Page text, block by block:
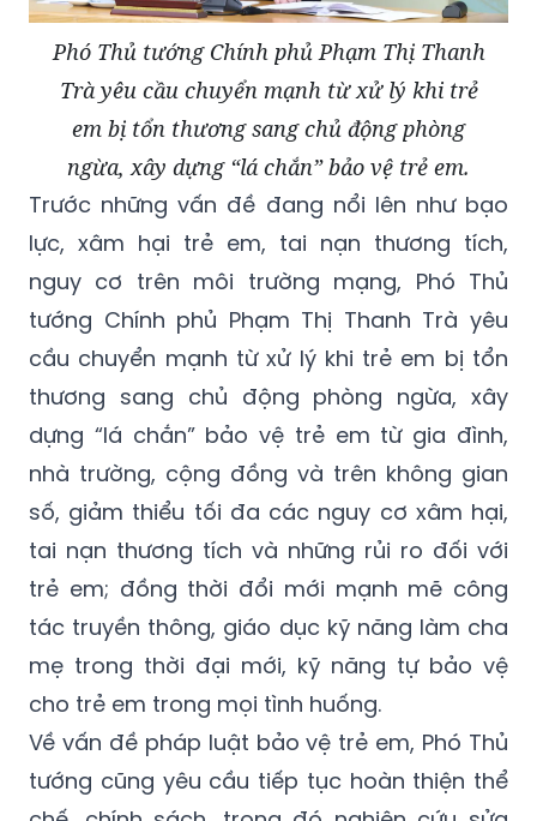
Phó Thủ tướng Chính phủ Phạm Thị Thanh
Trà yêu cầu chuyển mạnh từ xử lý khi trẻ
em bị tổn thương sang chủ động phòng
ngừa, xây dựng “lá chắn” bảo vệ trẻ em.
Trước những vấn đề đang nổi lên như bạo
lực, xâm hại trẻ em, tai nạn thương tích,
nguy cơ trên môi trường mạng, Phó Thủ
tướng Chính phủ Phạm Thị Thanh Trà yêu
cầu chuyển mạnh từ xử lý khi trẻ em bị tổn
thương sang chủ động phòng ngừa, xây
dựng “lá chắn” bảo vệ trẻ em từ gia đình,
nhà trường, cộng đồng và trên không gian
số, giảm thiểu tối đa các nguy cơ xâm hại,
tai nạn thương tích và những rủi ro đối với
trẻ em; đồng thời đổi mới mạnh mẽ công
tác truyền thông, giáo dục kỹ năng làm cha
mẹ trong thời đại mới, kỹ năng tự bảo vệ
cho trẻ em trong mọi tình huống.
Về vấn đề pháp luật bảo vệ trẻ em, Phó Thủ
tướng cũng yêu cầu tiếp tục hoàn thiện thể